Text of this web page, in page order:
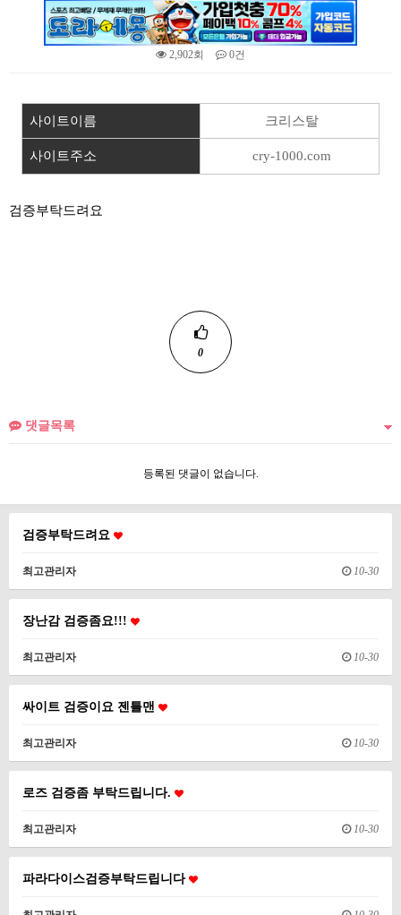
2,902회 0건
사이트이름 크리스탈
사이트주소 cry-1000.com
검증부탁드려요
0
댓글목록
등록된 댓글이 없습니다.
검증부탁드려요
최고관리자 10-30
장난감 검증좀요!!!
최고관리자 10-30
싸이트 검증이요 젠틀맨
최고관리자 10-30
로즈 검증좀 부탁드립니다.
최고관리자 10-30
파라다이스검증부탁드립니다